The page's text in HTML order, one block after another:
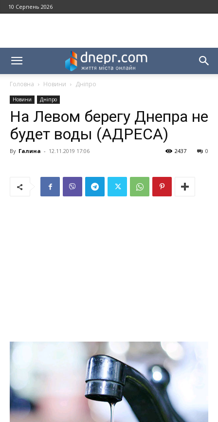
10 Серпень 2026
Головна Новини Дніпро
Новини Дніпро
На Левом берегу Днепра не
будет воды (АДРЕСА)
By Галина - 12.11.2019 17:06 0
2437